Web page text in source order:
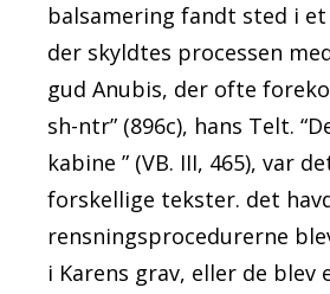
balsamering fandt sted i
der skyldtes processen
gud Anubis, der ofte
sh-ntr” (896c), hans Telt.
kabine ” (VB. III, 465), var
forskellige tekster. det
rensningsprocedurerne
i Karens grav, eller de